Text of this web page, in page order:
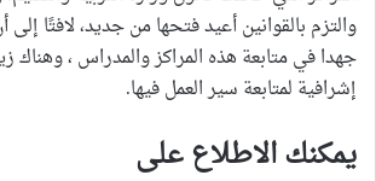
والتزم بالقوانين أعيد فتحها من جديد، لافتًا إلى
جهدا في متابعة هذه المراكز والمدراس ، وهناك
إشرافية لمتابعة سير العمل فيها.
يمكنك الاطلاع على